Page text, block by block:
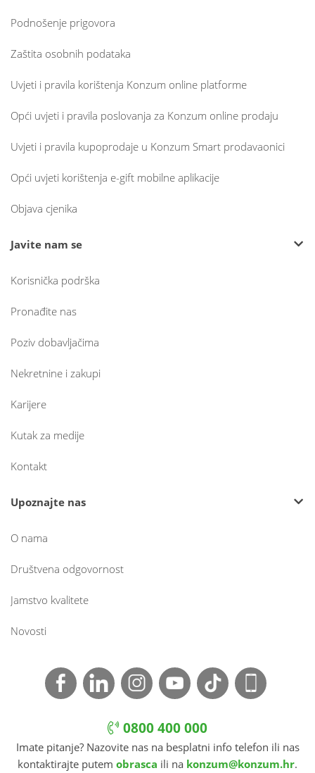
Podnošenje prigovora
Zaštita osobnih podataka
Uvjeti i pravila korištenja Konzum online platforme
Opći uvjeti i pravila poslovanja za Konzum online prodaju
Uvjeti i pravila kupoprodaje u Konzum Smart prodavaonici
Opći uvjeti korištenja e-gift mobilne aplikacije
Objava cjenika
Javite nam se
Korisnička podrška
Pronađite nas
Poziv dobavljačima
Nekretnine i zakupi
Karijere
Kutak za medije
Kontakt
Upoznajte nas
O nama
Društvena odgovornost
Jamstvo kvalitete
Novosti
0800 400 000
Imate pitanje? Nazovite nas na besplatni info telefon ili nas
kontaktirajte putem obrasca ili na konzum@konzum.hr.